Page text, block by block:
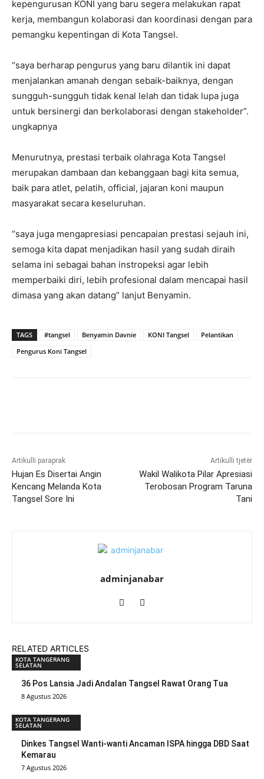
kepengurusan KONI yang baru segera melakukan rapat
kerja, membangun kolaborasi dan koordinasi dengan para
pemangku kepentingan di Kota Tangsel.
“saya berharap pengurus yang baru dilantik ini dapat
menjalankan amanah dengan sebaik-baiknya, dengan
sungguh-sungguh tidak kenal lelah dan tidak lupa juga
untuk bersinergi dan berkolaborasi dengan stakeholder”.
ungkapnya
Menurutnya, prestasi terbaik olahraga Kota Tangsel
merupakan dambaan dan kebanggaan bagi kita semua,
baik para atlet, pelatih, official, jajaran koni maupun
masyarakat secara keseluruhan.
“saya juga mengapresiasi pencapaian prestasi sejauh ini,
semoga kita dapat menjadikan hasil yang sudah diraih
selama ini sebagai bahan instropeksi agar lebih
memperbaiki diri, lebih profesional dalam mencapai hasil
dimasa yang akan datang” lanjut Benyamin.
TAGS #tangsel Benyamin Davnie KONI Tangsel
Pelantikan
Pengurus Koni Tangsel
Artikulli paraprak
Hujan Es Disertai Angin
Kencang Melanda Kota
Tangsel Sore Ini
Artikulli tjetër
Wakil Walikota Pilar Apresiasi
Terobosan Program Taruna
Tani
adminjanabar
RELATED ARTICLES
KOTA TANGERANG
SELATAN
36 Pos Lansia Jadi Andalan Tangsel Rawat Orang Tua
8 Agustus 2026
KOTA TANGERANG
SELATAN
Dinkes Tangsel Wanti-wanti Ancaman ISPA hingga DBD Saat
Kemarau
7 Agustus 2026